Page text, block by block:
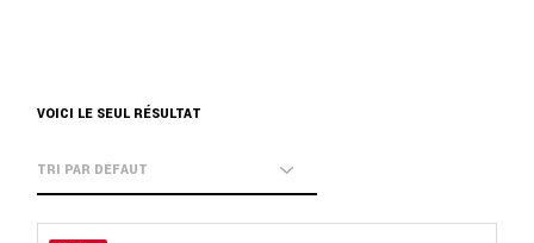
VOICI LE SEUL RÉSULTAT
Ce